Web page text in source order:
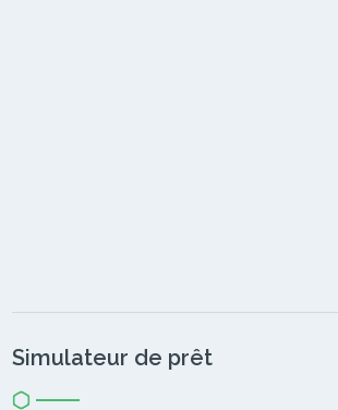
Simulateur de prêt